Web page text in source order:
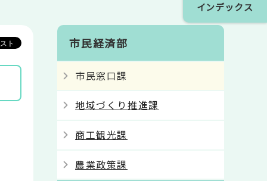
インデックス
市民経済部
市民窓口課
地域づくり推進課
商工観光課
農業政策課